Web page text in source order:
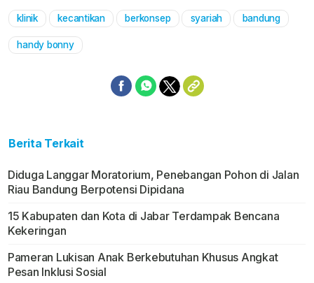
Mute
klinik kecantikan berkonsep syariah bandung
handy bonny
Berita Terkait
Diduga Langgar Moratorium, Penebangan Pohon di Jalan
Riau Bandung Berpotensi Dipidana
15 Kabupaten dan Kota di Jabar Terdampak Bencana
Kekeringan
Pameran Lukisan Anak Berkebutuhan Khusus Angkat
Pesan Inklusi Sosial